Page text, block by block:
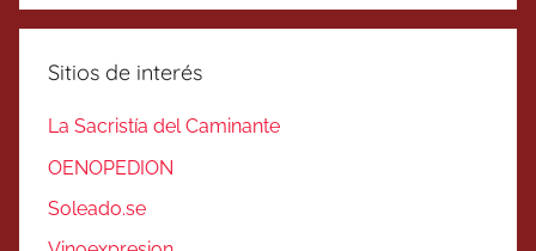
Sitios de interés
La Sacristía del Caminante
OENOPEDION
Soleado.se